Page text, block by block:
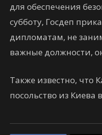
для обеспечения
субботу, Госдеп
дипломатам, не
важные должности,
Также известно, что
посольство из Киева